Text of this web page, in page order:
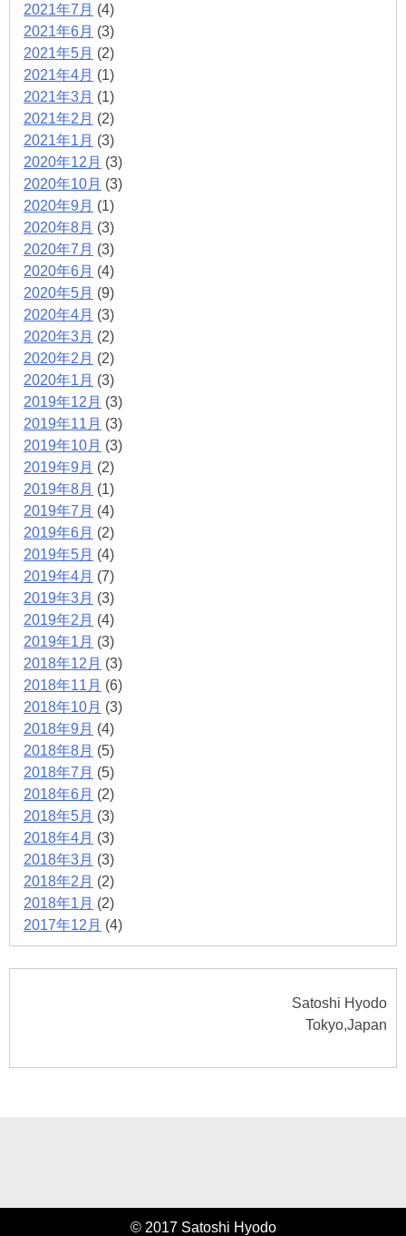
2021年7月 (4)
2021年6月 (3)
2021年5月 (2)
2021年4月 (1)
2021年3月 (1)
2021年2月 (2)
2021年1月 (3)
2020年12月 (3)
2020年10月 (3)
2020年9月 (1)
2020年8月 (3)
2020年7月 (3)
2020年6月 (4)
2020年5月 (9)
2020年4月 (3)
2020年3月 (2)
2020年2月 (2)
2020年1月 (3)
2019年12月 (3)
2019年11月 (3)
2019年10月 (3)
2019年9月 (2)
2019年8月 (1)
2019年7月 (4)
2019年6月 (2)
2019年5月 (4)
2019年4月 (7)
2019年3月 (3)
2019年2月 (4)
2019年1月 (3)
2018年12月 (3)
2018年11月 (6)
2018年10月 (3)
2018年9月 (4)
2018年8月 (5)
2018年7月 (5)
2018年6月 (2)
2018年5月 (3)
2018年4月 (3)
2018年3月 (3)
2018年2月 (2)
2018年1月 (2)
2017年12月 (4)
Satoshi Hyodo
Tokyo,Japan
© 2017 Satoshi Hyodo